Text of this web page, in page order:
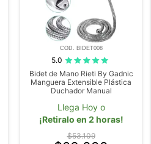
COD. BIDET008
5.0
Bidet de Mano Rieti By Gadnic
Manguera Extensible Plástica
Duchador Manual
Llega Hoy o
¡Retiralo en 2 horas!
$53.109